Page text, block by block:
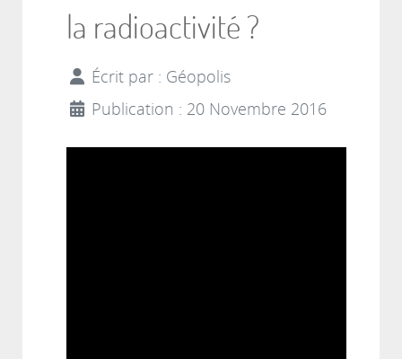
la radioactivité ?
Écrit par : Géopolis
Publication : 20 Novembre 2016